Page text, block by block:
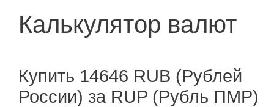
Калькулятор валют
Купить 14646 RUB (Рублей
России) за RUP (Рубль ПМР)